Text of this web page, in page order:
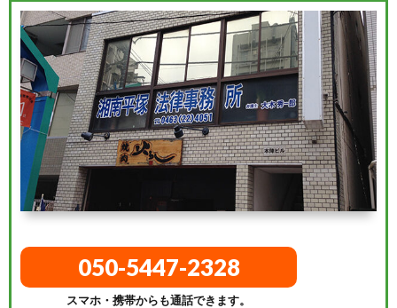
050-5447-2328
スマホ・携帯からも通話できます。